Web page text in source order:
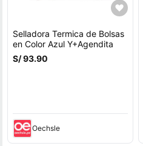
Selladora Termica de Bolsas
en Color Azul Y+Agendita
S/ 93.90
Oechsle